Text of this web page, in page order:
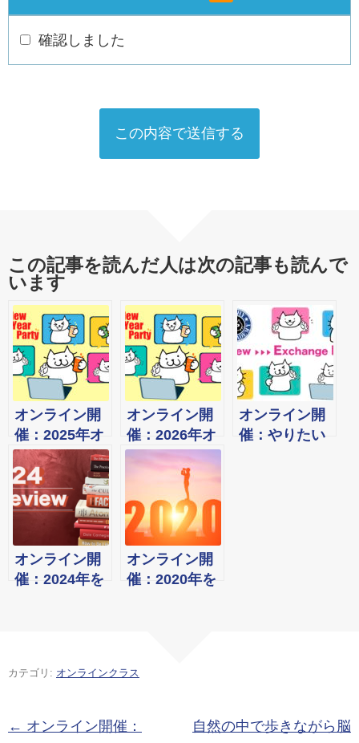
確認しました
この記事を読んだ人は次の記事も読んで
います
オンライン開
催：2025年オ
ンライン新年
会＆交流会！
オンライン開
催：2026年オ
ンライン新年
会＆交流会！
オンライン開
催：やりたい
オンライン開
催：2024年を
オンライン開
催：2020年を
カテゴリ: オンラインクラス
投稿ナビゲーション
← オンライン開催：
自然の中で歩きながら脳